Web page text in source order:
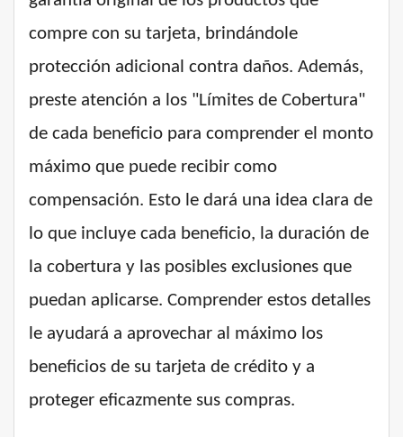
compre con su tarjeta, brindándole
protección adicional contra daños. Además,
preste atención a los "Límites de Cobertura"
de cada beneficio para comprender el monto
máximo que puede recibir como
compensación. Esto le dará una idea clara de
lo que incluye cada beneficio, la duración de
la cobertura y las posibles exclusiones que
puedan aplicarse. Comprender estos detalles
le ayudará a aprovechar al máximo los
beneficios de su tarjeta de crédito y a
proteger eficazmente sus compras.